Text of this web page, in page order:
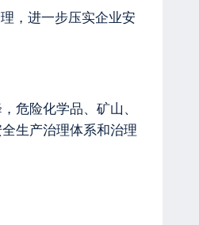
，进一步压实企业安
危险化学品、矿山、
生产治理体系和治理